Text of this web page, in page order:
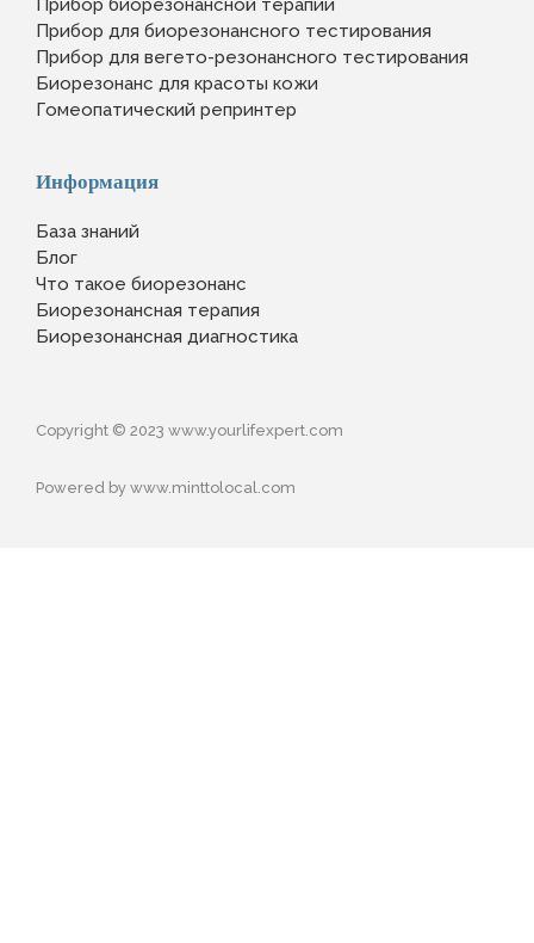
Прибор биорезонансной терапии
Прибор для биорезонансного тестирования
Прибор для вегето-резонансного тестирования
Биорезонанс для красоты кожи
Гомеопатический репринтер
Информация
База знаний
Блог
Что такое биорезонанс
Биорезонансная терапия
Биорезонансная диагностика
Copyright © 2023 www.yourlifexpert.com
Powered by www.minttolocal.com